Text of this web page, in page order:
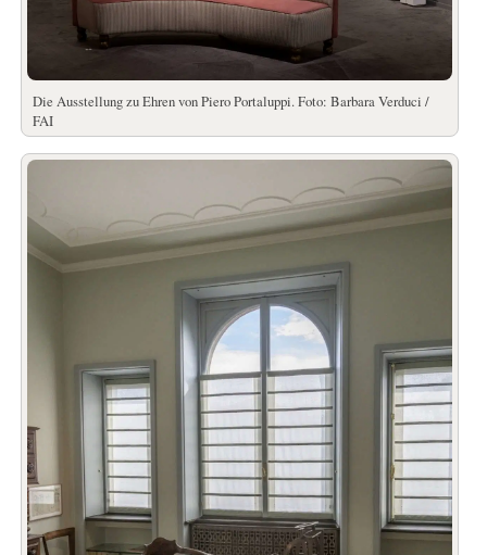
Die Ausstellung zu Ehren von Piero Portaluppi. Foto: Barbara Verduci /
FAI